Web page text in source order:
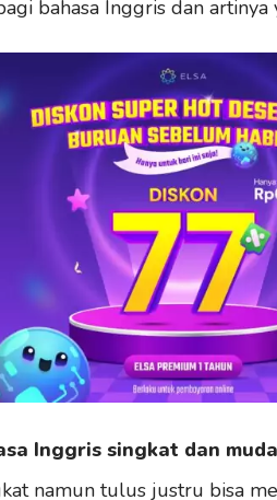
bahasa Inggris dan artinya
Inggris singkat dan
namun tulus justru bisa